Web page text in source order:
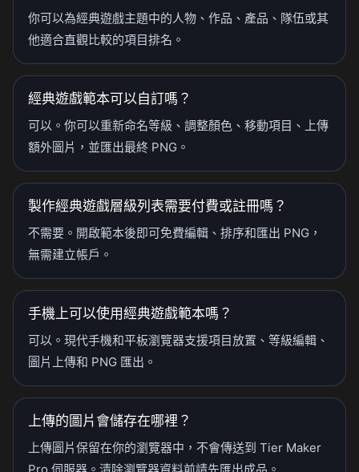
你可以為經典遊戲主題中的人物、作品、產品、隊伍或其
他適合直觀比較的項目排名。
經典遊戲範本可以自訂嗎？
可以。你可以重新命名等級、調整顏色、移動項目、上傳
額外圖片，並匯出最終 PNG。
製作經典遊戲層級列表需要付費或註冊嗎？
不需要。開啟範本後即可免費編輯、排序和匯出 PNG，
無需建立帳戶。
手機上可以使用經典遊戲範本嗎？
可以。現代手機和平板瀏覽器支援項目放置、等級編輯、
圖片上傳和 PNG 匯出。
上傳的圖片會儲存在哪裡？
上傳圖片保留在你的瀏覽器中，不會傳送到 Tier Maker